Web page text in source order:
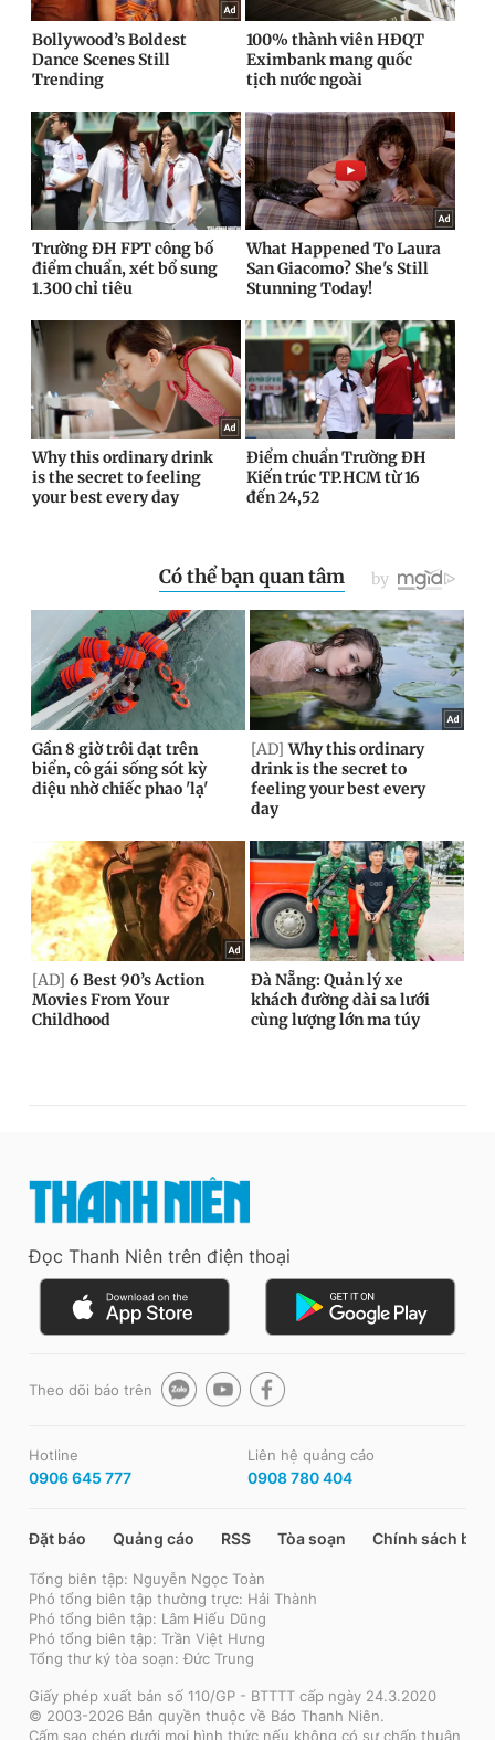
Đọc Thanh Niên trên điện thoại
Theo dõi báo trên
Hotline
0906 645 777
Liên hệ quảng cáo
0908 780 404
Đặt báo Quảng cáo RSS Tòa soạn Chính sách bảo
Tổng biên tập: Nguyễn Ngọc Toàn
Phó tổng biên tập thường trực: Hải Thành
Phó tổng biên tập: Lâm Hiếu Dũng
Phó tổng biên tập: Trần Việt Hưng
Tổng thư ký tòa soạn: Đức Trung
Giấy phép xuất bản số 110/GP - BTTTT cấp ngày 24.3.2020
© 2003-2026 Bản quyền thuộc về Báo Thanh Niên.
Cấm sao chép dưới mọi hình thức nếu không có sự chấp thuận